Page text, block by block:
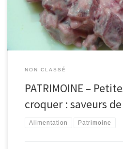
ou le hareng. D’autres recettes et
NON CLASSÉ
PATRIMOINE –
croquer : saveurs
Alimentation Patrimoine